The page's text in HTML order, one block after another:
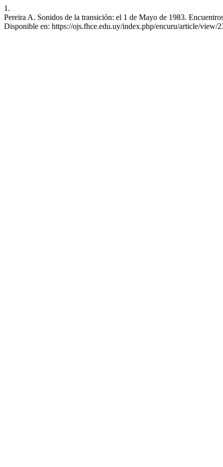
1.
Pereira A. Sonidos de la transición: el 1 de Mayo de 1983.
Disponible en: https://ojs.fhce.edu.uy/index.php/encuru/article/view/